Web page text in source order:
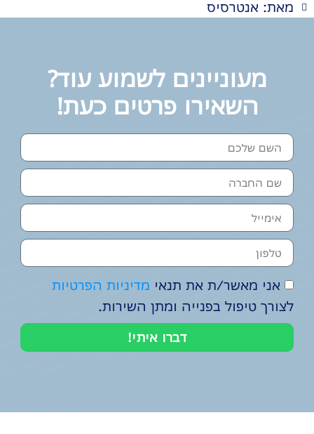
מאת: אנטרסיס
מעוניינים לשמוע עוד?
השאירו פרטים כעת!
אני מאשר/ת את תנאי מדיניות הפרטיות
לצורך טיפול בפנייה ומתן השירות.
דברו איתי!